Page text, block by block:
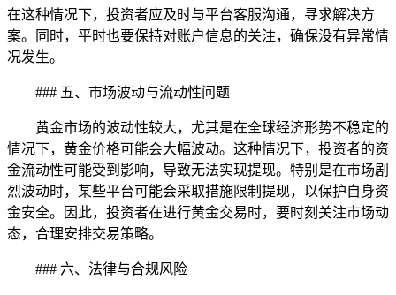
在这种情况下，投资者应及时与平台客服沟通，寻求解决方
案。同时，平时也要保持对账户信息的关注，确保没有异常情
况发生。
### 五、市场波动与流动性问题
黄金市场的波动性较大，尤其是在全球经济形势不稳定的
情况下，黄金价格可能会大幅波动。这种情况下，投资者的资
金流动性可能受到影响，导致无法实现提现。特别是在市场剧
烈波动时，某些平台可能会采取措施限制提现，以保护自身资
金安全。因此，投资者在进行黄金交易时，要时刻关注市场动
态，合理安排交易策略。
### 六、法律与合规风险